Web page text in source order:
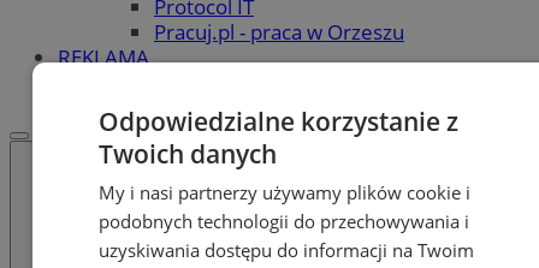
Protocol IT
Pracuj.pl - praca w Orzeszu
REKLAMA
Odpowiedzialne korzystanie z
Twoich danych
My i nasi partnerzy używamy plików cookie i
podobnych technologii do przechowywania i
uzyskiwania dostępu do informacji na Twoim